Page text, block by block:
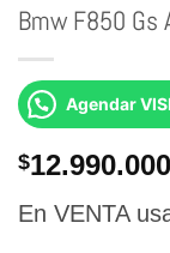
Bmw F850 Gs
Agendar
$12.990.000
En VENTA